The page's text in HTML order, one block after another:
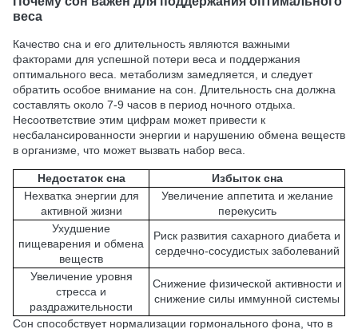
веса
Качество сна и его длительность являются важными
факторами для успешной потери веса и поддержания
оптимального веса. метаболизм замедляется, и следует
обратить особое внимание на сон. Длительность сна должна
составлять около 7-9 часов в период ночного отдыха.
Несоответствие этим цифрам может привести к
несбалансированности энергии и нарушению обмена веществ
в организме, что может вызвать набор веса.
Недостаток сна
Избыток сна
Нехватка энергии для
активной жизни
Увеличение аппетита и желание
перекусить
Ухудшение
пищеварения и обмена
веществ
Риск развития сахарного диабета и
сердечно-сосудистых заболеваний
Увеличение уровня
стресса и
раздражительности
Снижение физической активности и
снижение силы иммунной системы
Сон способствует нормализации гормонального фона, что в